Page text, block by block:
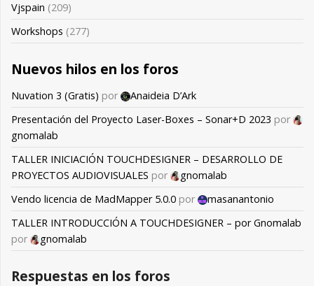
Vjspain (209)
Workshops (277)
Nuevos hilos en los foros
Nuvation 3 (Gratis) por
Anaideia D’Ark
Presentación del Proyecto Laser-Boxes – Sonar+D 2023 por
gnomalab
TALLER INICIACIÓN TOUCHDESIGNER – DESARROLLO DE
PROYECTOS AUDIOVISUALES por
gnomalab
Vendo licencia de MadMapper 5.0.0 por
masanantonio
TALLER INTRODUCCIÓN A TOUCHDESIGNER – por Gnomalab
por
gnomalab
Respuestas en los foros